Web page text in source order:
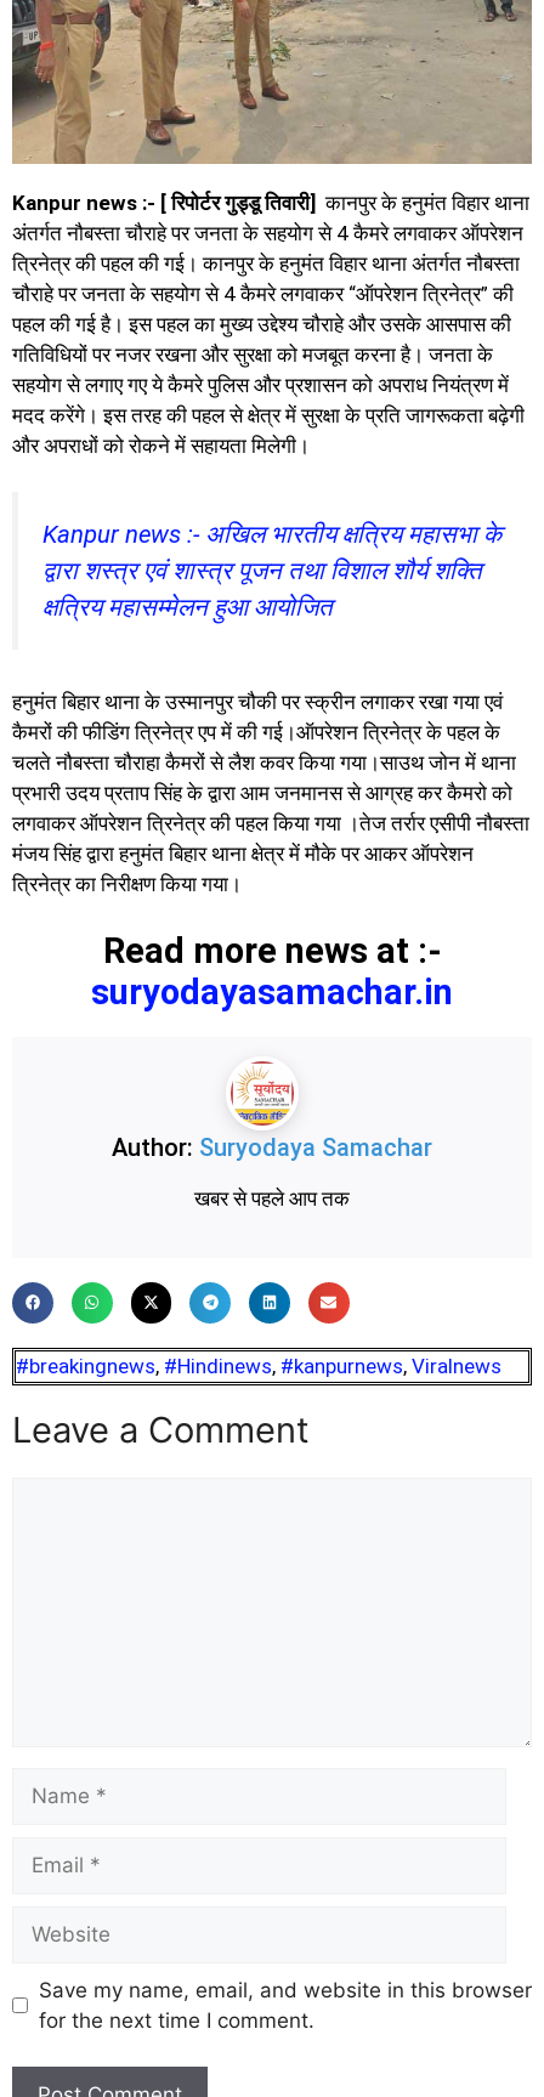
Kanpur news :- [ रिपोर्टर गुड्डू तिवारी] कानपुर के हनुमंत विहार थाना
अंतर्गत नौबस्ता चौराहे पर जनता के सहयोग से 4 कैमरे लगवाकर ऑपरेशन
त्रिनेत्र की पहल की गई। कानपुर के हनुमंत विहार थाना अंतर्गत नौबस्ता
चौराहे पर जनता के सहयोग से 4 कैमरे लगवाकर “ऑपरेशन त्रिनेत्र” की
पहल की गई है। इस पहल का मुख्य उद्देश्य चौराहे और उसके आसपास की
गतिविधियों पर नजर रखना और सुरक्षा को मजबूत करना है। जनता के
सहयोग से लगाए गए ये कैमरे पुलिस और प्रशासन को अपराध नियंत्रण में
मदद करेंगे। इस तरह की पहल से क्षेत्र में सुरक्षा के प्रति जागरूकता बढ़ेगी
और अपराधों को रोकने में सहायता मिलेगी।
Kanpur news :- अखिल भारतीय क्षत्रिय महासभा के
द्वारा शस्त्र एवं शास्त्र पूजन तथा विशाल शौर्य शक्ति
क्षत्रिय महासम्मेलन हुआ आयोजित
हनुमंत बिहार थाना के उस्मानपुर चौकी पर स्क्रीन लगाकर रखा गया एवं
कैमरों की फीडिंग त्रिनेत्र एप में की गई।ऑपरेशन त्रिनेत्र के पहल के
चलते नौबस्ता चौराहा कैमरों से लैश कवर किया गया।साउथ जोन में थाना
प्रभारी उदय प्रताप सिंह के द्वारा आम जनमानस से आग्रह कर कैमरो को
लगवाकर ऑपरेशन त्रिनेत्र की पहल किया गया ।तेज तर्रार एसीपी नौबस्ता
मंजय सिंह द्वारा हनुमंत बिहार थाना क्षेत्र में मौके पर आकर ऑपरेशन
त्रिनेत्र का निरीक्षण किया गया।
Read more news at :-
suryodayasamachar.in
Author: Suryodaya Samachar
खबर से पहले आप तक
#breakingnews, #Hindinews, #kanpurnews, Viralnews
Leave a Comment
Save my name, email, and website in this browser
for the next time I comment.